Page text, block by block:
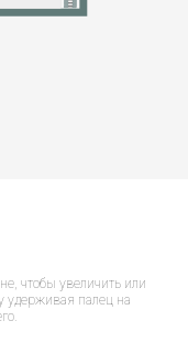
чтобы увеличить или
удерживая палец на